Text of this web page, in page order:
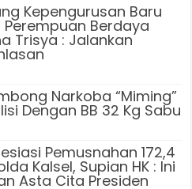
Kepengurusan Baru
Perempuan Berdaya
Trisya : Jalankan
Narkoba “Miming”
Dengan BB 32 Kg Sabu
Pemusnahan 172,4
Kalsel, Supian HK : Ini
Asta Cita Presiden